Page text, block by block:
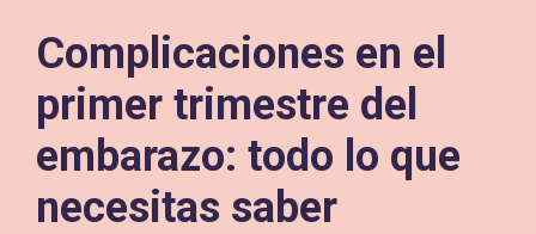
Complicaciones en el
primer trimestre del
embarazo: todo lo que
necesitas saber